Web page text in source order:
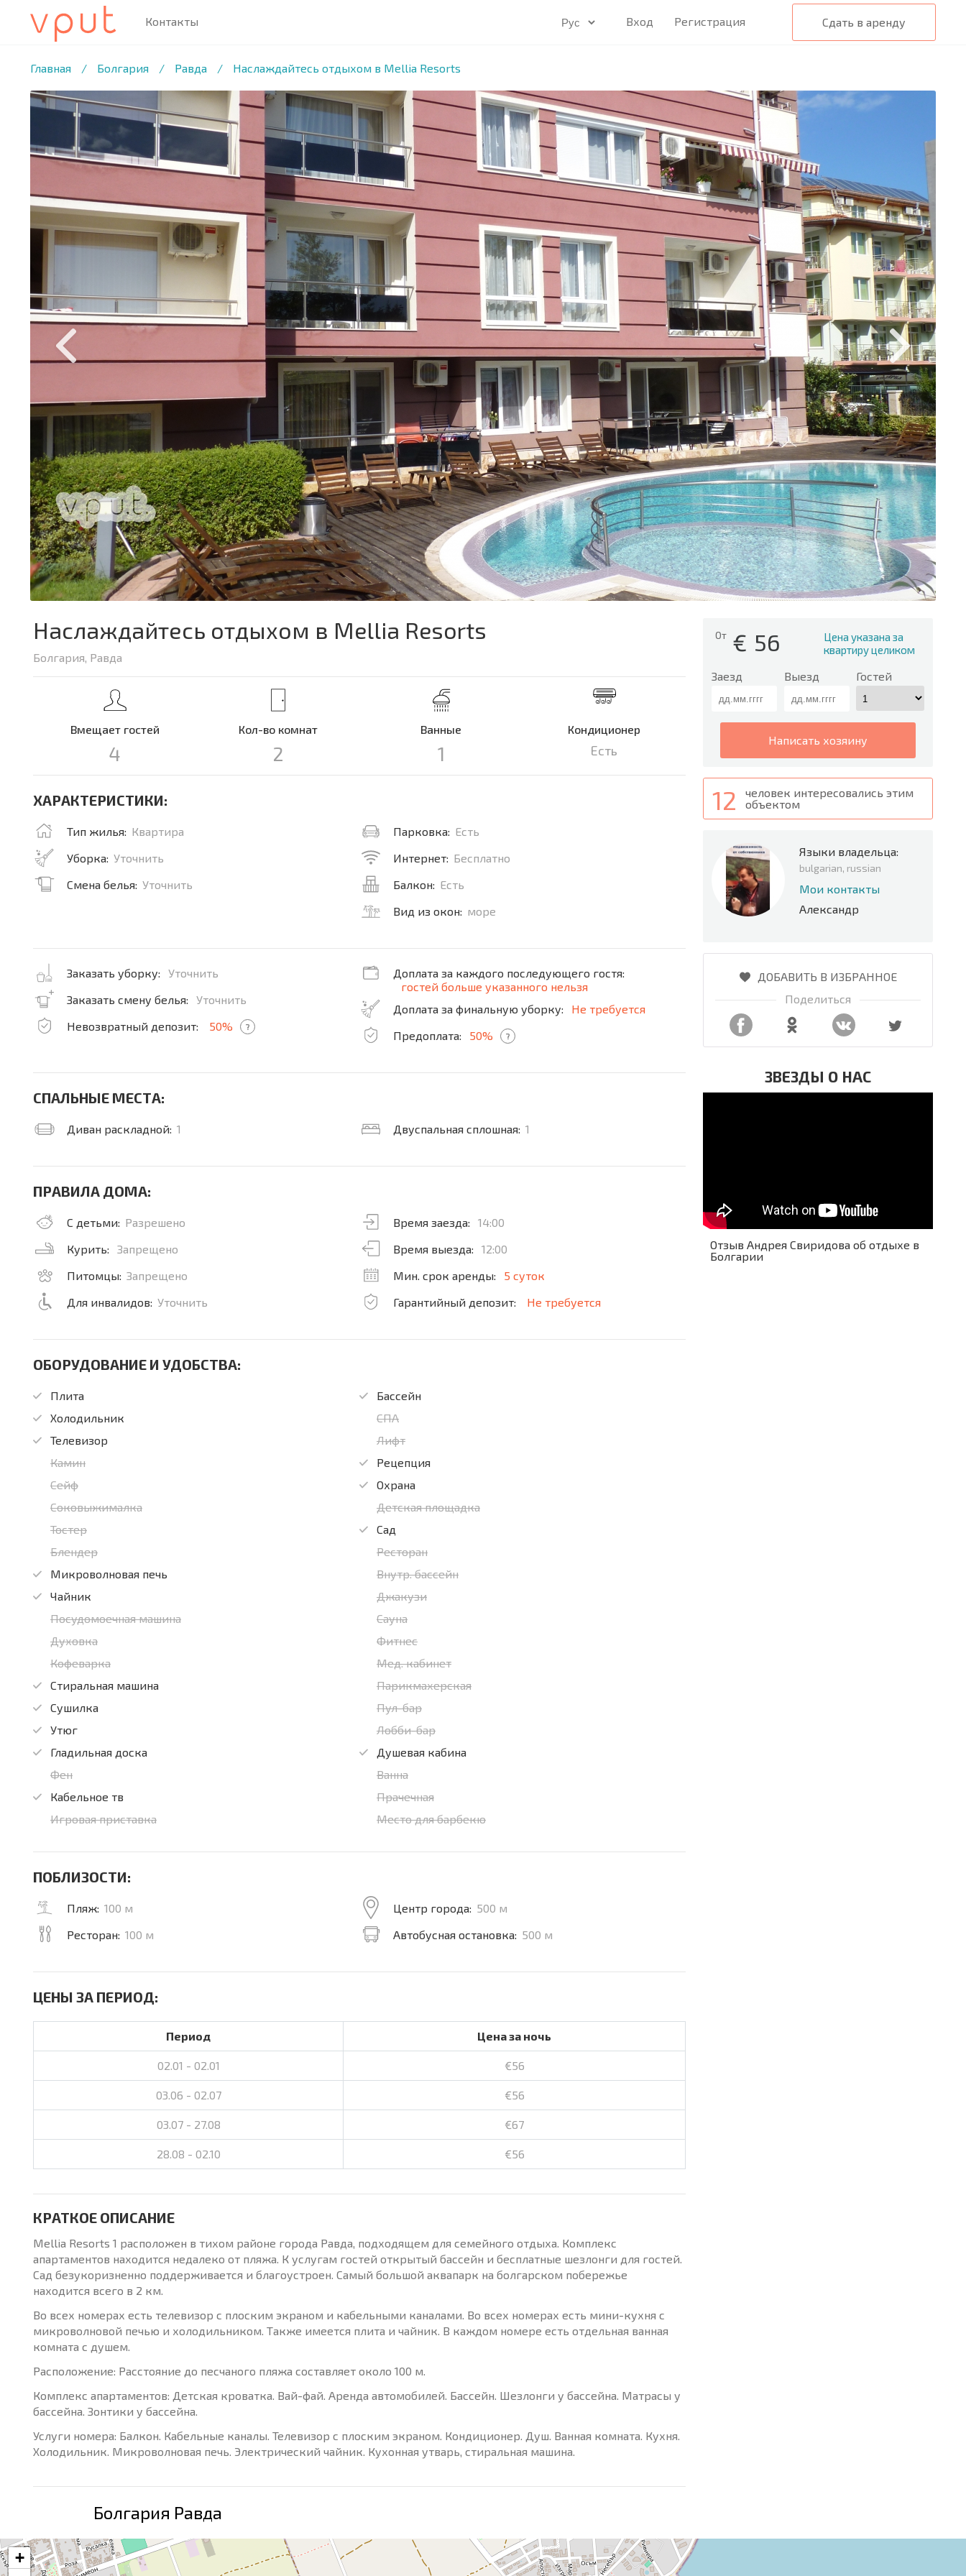
Сдать в аренду
Вход Регистрация
Контакты
Главная / Болгария / Равда / Наслаждайтесь отдыхом в Mellia Resorts
1 /11 ФОТО
От € 56
Цена указана за
квартиру целиком
Заезд Выезд Гостей
написать хозяину
12
человек интересовались этим
объектом
Языки владельца:
bulgarian, russian
Мои контакты
Александр
ДОБАВИТЬ В ИЗБРАННОЕ
Поделиться
ЗВЕЗДЫ О НАС
Отзыв Андрея Свиридова об отдыхе в
Болгарии
Наслаждайтесь отдыхом в Mellia Resorts
Болгария, Равда
Вмещает гостей
4
Кол-во комнат
2
Ванные
1
Кондиционер
Есть
ХАРАКТЕРИСТИКИ:
Тип жилья: Квартира
Уборка: Уточнить
Смена белья: Уточнить
Парковка: Есть
Интернет: Бесплатно
Балкон: Есть
Вид из окон: море
Заказать уборку:
Уточнить
Заказать смену белья:
Уточнить
Невозвратный депозит:
50% ?
Доплата за каждого последующего гостя:
гостей больше указанного нельзя
Доплата за финальную уборку:
Не требуется
Предоплата:
50% ?
СПАЛЬНЫЕ МЕСТА:
Диван раскладной: 1 Двуспальная сплошная: 1
ПРАВИЛА ДОМА:
С детьми: Разрешено
Курить:
Запрещено
Питомцы: Запрещено
Для инвалидов: Уточнить
Время заезда:
14:00
Время выезда:
12:00
Мин. срок аренды:
5 суток
Гарантийный депозит:
Не требуется
ОБОРУДОВАНИЕ И УДОБСТВА:
Плита
Холодильник
Телевизор
Камин
Сейф
Соковыжималка
Тостер
Блендер
Микроволновая печь
Чайник
Посудомоечная машина
Духовка
Кофеварка
Стиральная машина
Сушилка
Утюг
Гладильная доска
Фен
Кабельное тв
Игровая приставка
Бассейн
СПА
Лифт
Рецепция
Охрана
Детская площадка
Сад
Ресторан
Внутр. бассейн
Джакузи
Сауна
Фитнес
Мед. кабинет
Парикмахерская
Пул-бар
Лобби-бар
Душевая кабина
Ванна
Прачечная
Место для барбекю
ПОБЛИЗОСТИ:
Пляж: 100 м
Ресторан: 100 м
Центр города: 500 м
Автобусная остановка: 500 м
ЦЕНЫ ЗА ПЕРИОД:
Период Цена за ночь
02.01 - 02.01 €56
03.06 - 02.07 €56
03.07 - 27.08 €67
28.08 - 02.10 €56
КРАТКОЕ ОПИСАНИЕ
Mellia Resorts 1 расположен в тихом районе города Равда, подходящем для семейного отдыха. Комплекс
апартаментов находится недалеко от пляжа. К услугам гостей открытый бассейн и бесплатные шезлонги для гостей.
Сад безукоризненно поддерживается и благоустроен. Самый большой аквапарк на болгарском побережье
находится всего в 2 км.
Во всех номерах есть телевизор с плоским экраном и кабельными каналами. Во всех номерах есть мини-кухня с
микроволновой печью и холодильником. Также имеется плита и чайник. В каждом номере есть отдельная ванная
комната с душем.
Расположение: Расстояние до песчаного пляжа составляет около 100 м.
Комплекс апартаментов: Детская кроватка. Вай-фай. Аренда автомобилей. Бассейн. Шезлонги у бассейна. Матрасы у
бассейна. Зонтики у бассейна.
Услуги номера: Балкон. Кабельные каналы. Телевизор с плоским экраном. Кондиционер. Душ. Ванная комната. Кухня.
Холодильник. Микроволновая печь. Электрический чайник. Кухонная утварь, стиральная машина.
Болгария Равда
+